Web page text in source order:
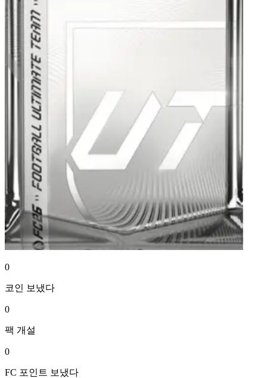
0
코인 보냈다
0
팩 개설
0
FC 포인트 보냈다